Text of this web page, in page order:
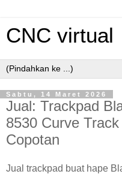
CNC virtual
Sabtu, 14 Maret 2026
Jual: Trackpad
8530 Curve
Copotan
Jual trackpad buat hape